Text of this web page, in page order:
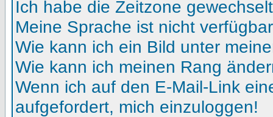
Ich habe die Zeitzone
Meine Sprache ist nicht
Wie kann ich ein Bild unter
Wie kann ich meinen Rang
Wenn ich auf den E-Mail-Link
aufgefordert, mich einzuloggen!